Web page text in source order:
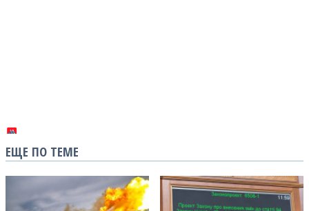
ЕЩЕ ПО ТЕМЕ